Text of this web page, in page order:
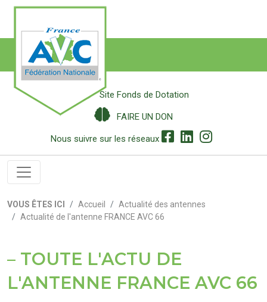
Site Fonds de Dotation
FAIRE UN DON
Nous suivre sur les réseaux
VOUS ÊTES ICI Accueil
Actualité des antennes
Actualité de l'antenne FRANCE AVC 66
TOUTE L'ACTU DE
L'ANTENNE FRANCE AVC 66